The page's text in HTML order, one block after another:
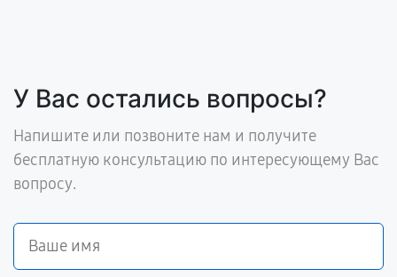
У Вас остались вопросы?
Напишите или позвоните нам и получите
бесплатную консультацию по интересующему Вас
вопросу.